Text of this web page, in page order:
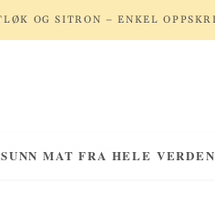
SUNN MAT FRA HELE VERDEN